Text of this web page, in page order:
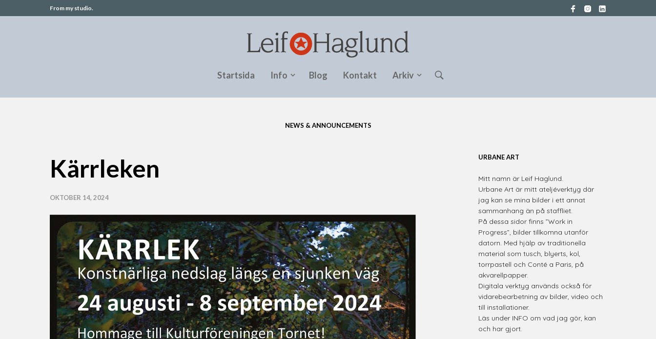
From my studio.
Startsida Info Blog Kontakt Arkiv
NEWS & ANNOUNCEMENTS
Kärrleken
OKTOBER 14, 2024
URBANE ART
Mitt namn är Leif Haglund.
Urbane Art är mitt ateljéverktyg där
jag kan se mina bilder i ett annat
sammanhang än på staffliet.
På dessa sidor finns ”Work in
Progress”, bilder tillkomna utanför
datorn. Med hjälp av traditionella
material som tusch, blyerts, kol,
torrpastell och Conté a Paris, på
akvarellpapper.
Digitala verktyg används också för
vidarebearbetning av bilder, video och
till installationer.
Läs under INFO om vad jag gör, kan
och har gjort.